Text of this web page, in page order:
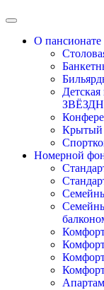
О пансионате
Крытый
Номерной